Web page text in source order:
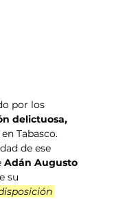
por los
delictuosa,
en Tabasco.
de ese
Adán Augusto
su